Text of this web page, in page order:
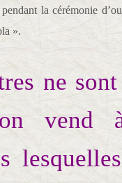
la cérémonie
».
ne
vend